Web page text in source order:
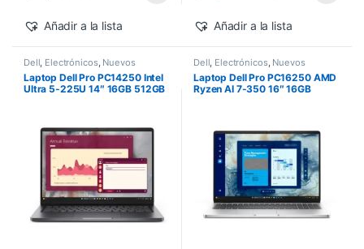
Añadir a la lista Añadir a la lista
Dell, Electrónicos, Nuevos
Productos
Laptop Dell Pro PC14250 Intel
Ultra 5-225U 14″ 16GB 512GB
Dell, Electrónicos, Nuevos
Productos
Laptop Dell Pro PC16250 AMD
Ryzen AI 7-350 16″ 16GB